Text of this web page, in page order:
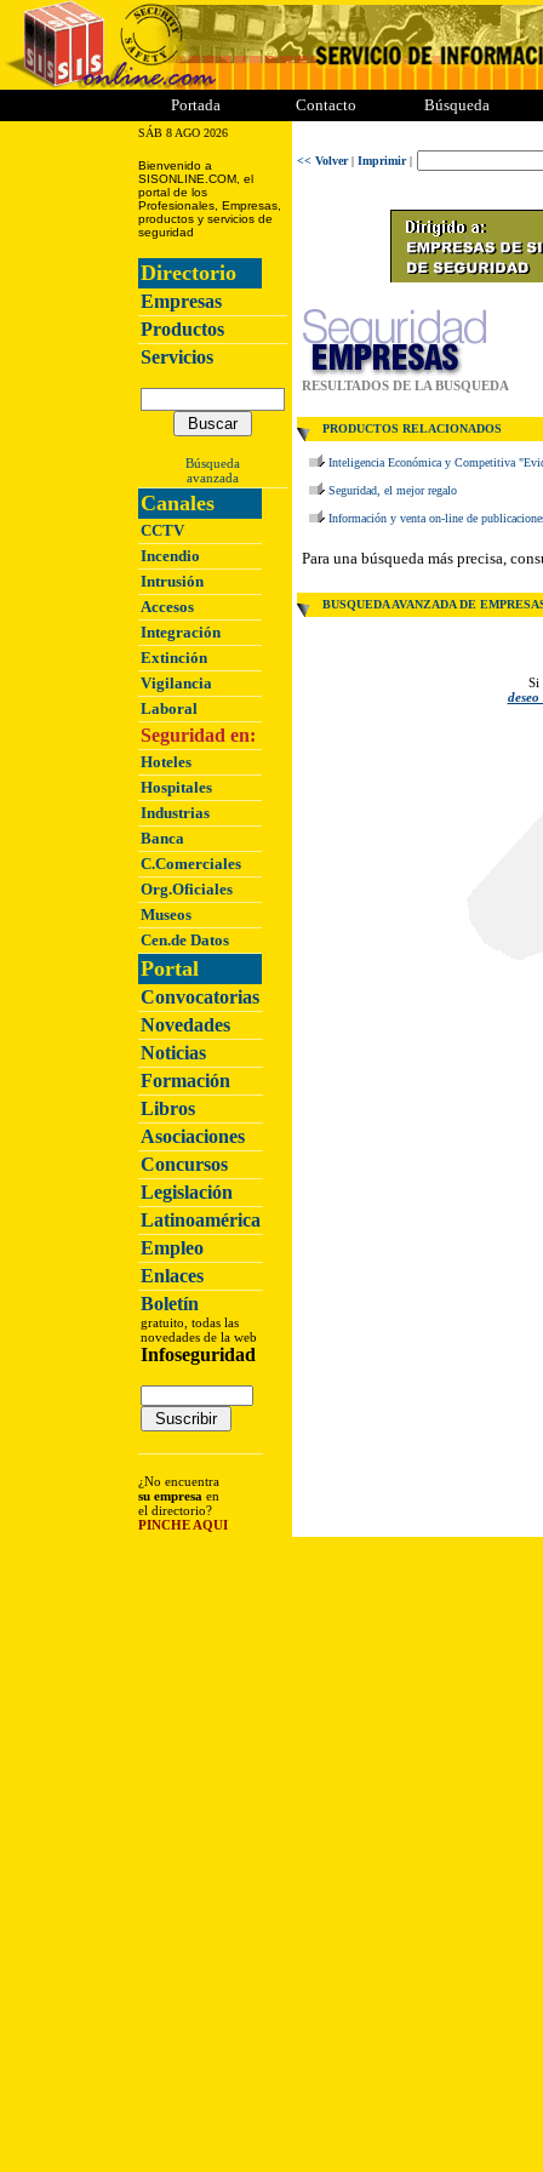
Portada Contacto Búsqueda
SÁB 8 AGO 2026
Bienvenido a
SISONLINE.COM, el
portal de los
Profesionales, Empresas,
productos y servicios de
seguridad
Directorio
Empresas
Productos
Servicios
Búsqueda
avanzada
Canales
CCTV
Incendio
Intrusión
Accesos
Integración
Extinción
Vigilancia
Laboral
Seguridad en:
Hoteles
Hospitales
Industrias
Banca
C.Comerciales
Org.Oficiales
Museos
Cen.de Datos
Portal
Convocatorias
Novedades
Noticias
Formación
Libros
Asociaciones
Concursos
Legislación
Latinoamérica
Empleo
Enlaces
Boletín
gratuito, todas las
novedades de la web
Infoseguridad
¿No encuentra
su empresa en
el directorio?
PINCHE AQUI
<< Volver| Imprimir|
RESULTADOS DE LA BUSQUEDA
PRODUCTOS RELACIONADOS
Inteligencia Económica y Competitiva
Seguridad, el mejor regalo
Información y venta on-line de
Para una búsqueda más precisa,
BUSQUEDA AVANZADA DE
Si